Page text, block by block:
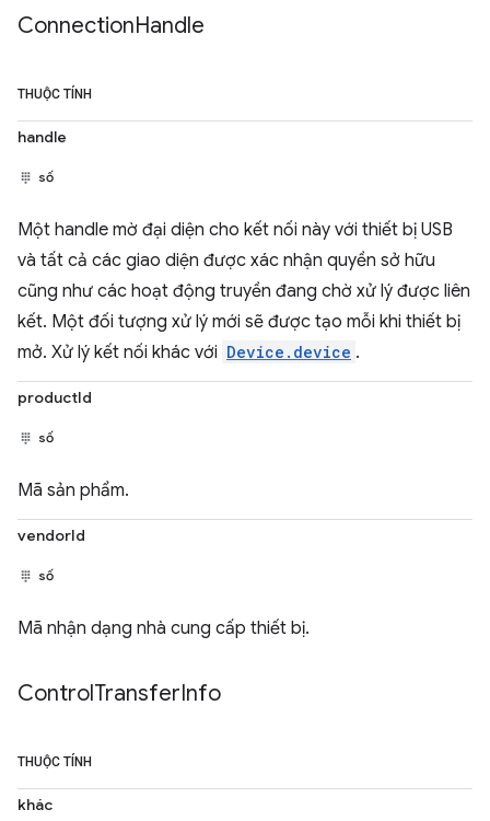
ConnectionHandle
THUỘC TÍNH
handle
số
Một handle mờ đại diện cho kết nối này với thiết bị USB
và tất cả các giao diện được xác nhận quyền sở hữu
cũng như các hoạt động truyền đang chờ xử lý được liên
kết. Một đối tượng xử lý mới sẽ được tạo mỗi khi thiết bị
mở. Xử lý kết nối khác với Device.device .
productId
số
Mã sản phẩm.
vendorId
số
Mã nhận dạng nhà cung cấp thiết bị.
ControlTransferInfo
THUỘC TÍNH
khác